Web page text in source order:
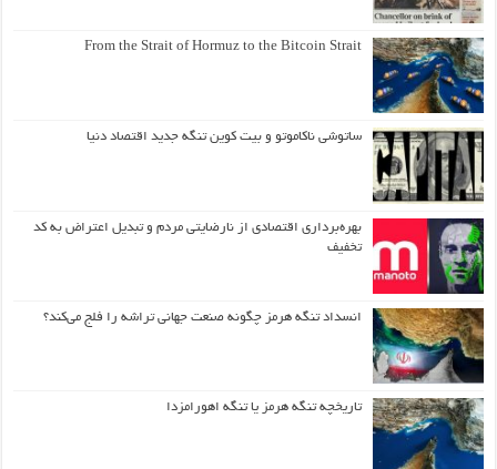
From the Strait of Hormuz to the Bitcoin Strait
ساتوشی ناکاموتو و بیت کوین تنگه جدید اقتصاد دنیا
بهره‌برداری اقتصادی از نارضایتی مردم و تبدیل اعتراض به کد
تخفیف
انسداد تنگه هرمز چگونه صنعت جهانی تراشه را فلج می‌کند؟
تاریخچه تنگه هرمز یا تنگه اهورامزدا